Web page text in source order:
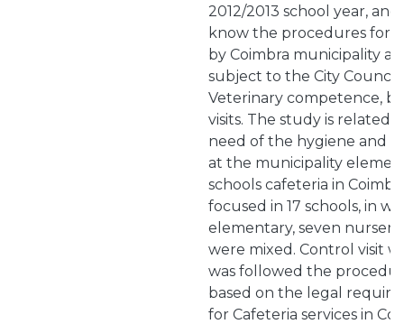
2012/2013 school year,
know the procedures for
by Coimbra municipality
subject to the City Council
Veterinary competence,
visits. The study is related
need of the hygiene and
at the municipality
schools cafeteria in
focused in 17 schools, in
elementary, seven
were mixed. Control visit
was followed the
based on the legal
for Cafeteria services in